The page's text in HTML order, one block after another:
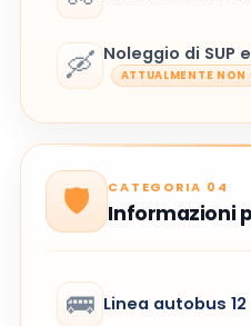
🛶 Noleggio di SUP
ATTUALMENTE NON
🛡️ CATEGORIA 04
Informazioni
🚌 Linea autobus 12